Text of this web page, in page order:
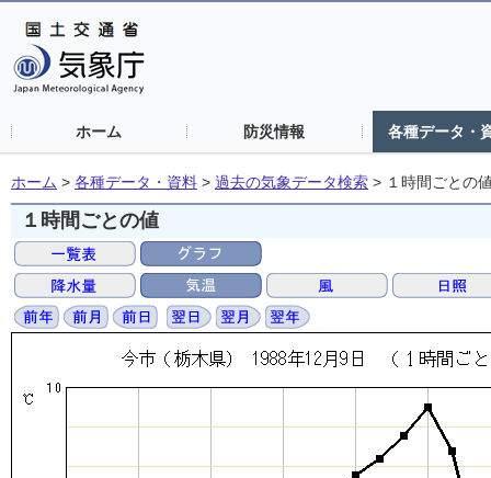
ホーム 防災情報 各種データ・
ホーム > 各種データ・資料 > 過去の気象データ検索 > １時間ごとの
１時間ごとの値